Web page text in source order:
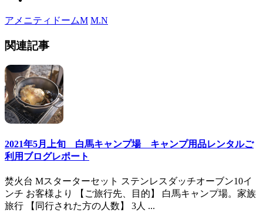
アメニティドームM M.N
関連記事
2021年5月上旬 白馬キャンプ場 キャンプ用品レンタルご
利用ブログレポート
焚火台 Mスターターセット ステンレスダッチオーブン10イ
ンチ お客様より 【ご旅行先、目的】 白馬キャンプ場。家族
旅行 【同行された方の人数】 3人 ...